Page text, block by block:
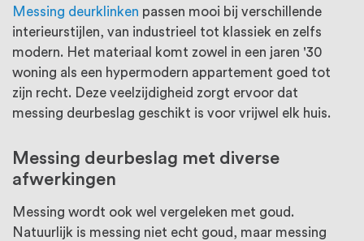
Messing deurklinken passen mooi bij verschillende
interieurstijlen, van industrieel tot klassiek en zelfs
modern. Het materiaal komt zowel in een jaren '30
woning als een hypermodern appartement goed tot
zijn recht. Deze veelzijdigheid zorgt ervoor dat
messing deurbeslag geschikt is voor vrijwel elk huis.
Messing deurbeslag met diverse
afwerkingen
Messing wordt ook wel vergeleken met goud.
Natuurlijk is messing niet echt goud, maar messing